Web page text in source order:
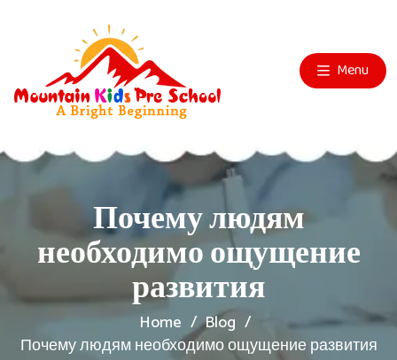
Menu
Почему людям
необходимо ощущение
развития
Home
Blog
Почему людям необходимо ощущение развития